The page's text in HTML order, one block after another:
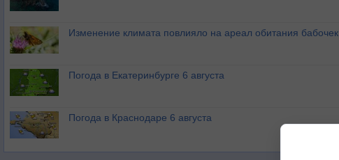
Изменение климата повлияло на ареал обитания бабочек
Погода в Екатеринбурге 6 августа
Погода в Краснодаре 6 августа